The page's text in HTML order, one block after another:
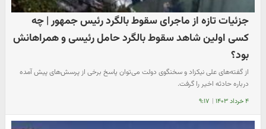
جزئیات تازه از ماجرای سقوط بالگرد رئیس جمهور | چه
کسی اولین شاهد سقوط بالگرد حامل رئیسی و همراهانش
بود؟
از گفته‌های علی نیکزاد و سخنگوی دولت می‌توان پاسخ برخی از پرسش‌های پیش آمده
درباره حادثه اخیر را گرفت.
۴ خرداد ۱۴۰۳ | ۹:۱۷